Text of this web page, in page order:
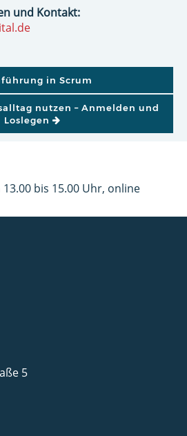
bis 15.00 Uhr, online
und Kontakt:
in Scrum
nutzen – Anmelden und
Loslegen
5